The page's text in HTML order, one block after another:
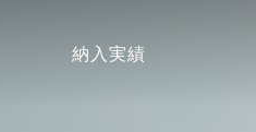
納入実績